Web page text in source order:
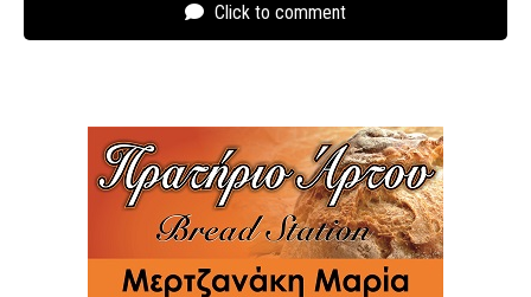
Click to comment